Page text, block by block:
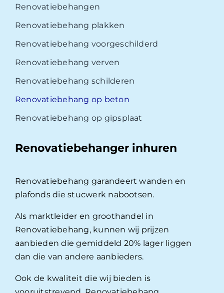
Renovatiebehangen
Renovatiebehang plakken
Renovatiebehang voorgeschilderd
Renovatiebehang verven
Renovatiebehang schilderen
Renovatiebehang op beton
Renovatiebehang op gipsplaat
Renovatiebehanger inhuren
Renovatiebehang garandeert wanden en
plafonds die stucwerk nabootsen.
Als marktleider en groothandel in
Renovatiebehang, kunnen wij prijzen
aanbieden die gemiddeld 20% lager liggen
dan die van andere aanbieders.
Ook de kwaliteit die wij bieden is